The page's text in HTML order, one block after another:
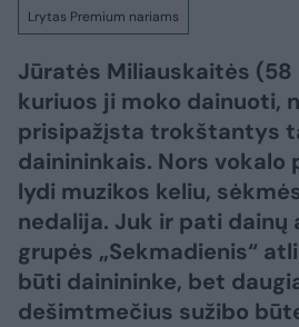
Lrytas Premium nariams
Jūratės Miliauskaitės (58
kuriuos ji moko dainuoti,
prisipažįsta trokštantys
dainininkais. Nors vokalo
lydi muzikos keliu,
nedalija. Juk ir pati dainų
grupės „Sekmadienis“
būti dainininke, bet
dešimtmečius sužibo